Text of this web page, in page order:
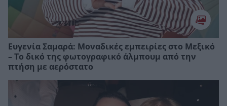
Ευγενία Σαμαρά: Μοναδικές εμπειρίες στο Μεξικό
– Το δικό της φωτογραφικό άλμπουμ από την
πτήση με αερόστατο